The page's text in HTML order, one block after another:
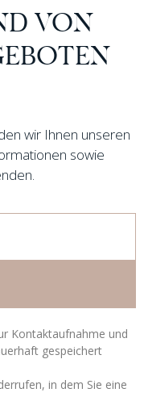
VON
wir Ihnen unseren
sowie
Kontaktaufnahme und
gespeichert
in dem Sie eine